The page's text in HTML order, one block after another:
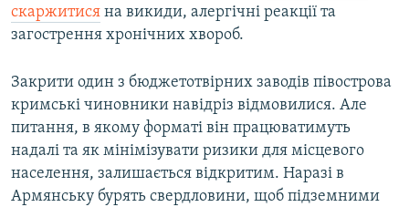
скаржитися на викиди, алергічні реакції та
загострення хронічних хвороб.
Закрити один з бюджетотвірних заводів півострова
кримські чиновники навідріз відмовилися. Але
питання, в якому форматі він працюватимуть
надалі та як мінімізувати ризики для місцевого
населення, залишається відкритим. Наразі в
Армянську бурять свердловини, щоб підземними